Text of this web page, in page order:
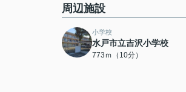
周辺施設
小学校
水戸市立吉沢小学校
773ｍ（10分）